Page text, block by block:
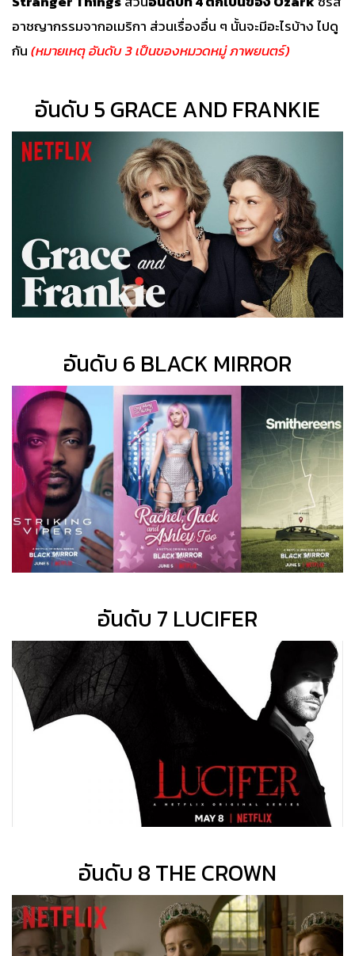
อาชญากรรมจากอเมริกา ส่วนเรื่องอื่น ๆ นั้นจะมีอะไรบ้าง ไปดู
กัน(หมายเหตุ อันดับ 3 เป็นของหมวดหมู่ ภาพยนตร์)
อันดับ 5 GRACE AND FRANKIE
อันดับ 6 BLACK MIRROR
อันดับ 7 LUCIFER
อันดับ 8 THE CROWN